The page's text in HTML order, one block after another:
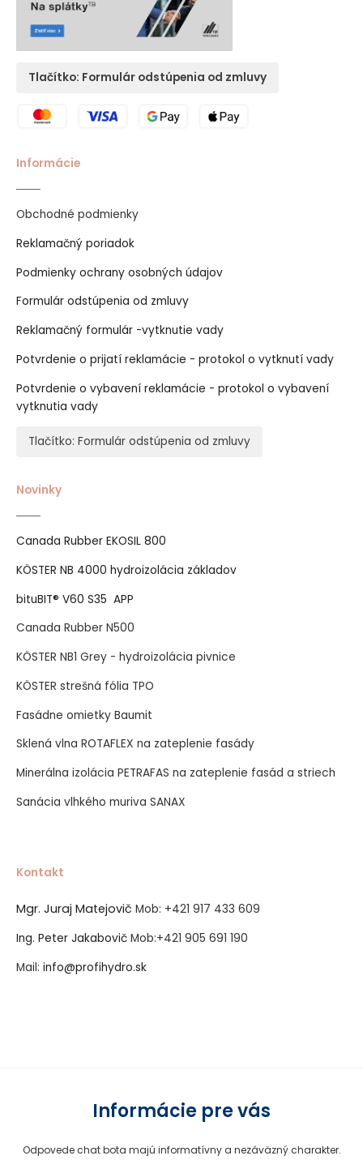
Tlačítko: Formulár odstúpenia od zmluvy
Informácie
Obchodné podmienky
Reklamačný poriadok
Podmienky ochrany osobných údajov
Formulár odstúpenia od zmluvy
Reklamačný formulár -vytknutie vady
Potvrdenie o prijatí reklamácie - protokol o vytknutí vady
Potvrdenie o vybavení reklamácie - protokol o vybavení
vytknutia vady
Tlačítko: Formulár odstúpenia od zmluvy
Novinky
Canada Rubber EKOSIL 800
KÖSTER NB 4000 hydroizolácia základov
bituBIT® V60 S35 APP
Canada Rubber N500
KÖSTER NB1 Grey - hydroizolácia pivnice
KÖSTER strešná fólia TPO
Fasádne omietky Baumit
Sklená vlna ROTAFLEX na zateplenie fasády
Minerálna izolácia PETRAFAS na zateplenie fasád a striech
Sanácia vlhkého muriva SANAX
Kontakt
Mgr. Juraj Matejovič Mob: +421 917 433 609
Ing. Peter Jakabovič Mob:+421 905 691 190
Mail: info@profihydro.sk
Informácie pre vás
Odpovede chat bota majú informatívny a nezáväzný charakter.